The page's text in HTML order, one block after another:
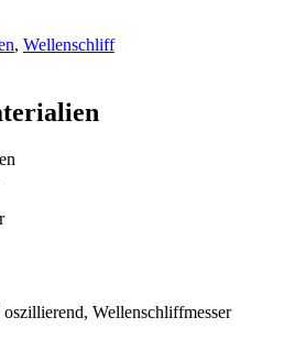
, Wellenschliff
oszillierend, Wellenschliffmesser